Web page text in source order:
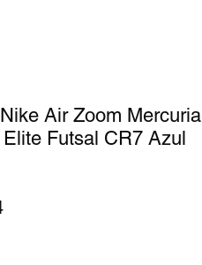
Air Zoom Mercurial
Futsal CR7 Azul
Preço